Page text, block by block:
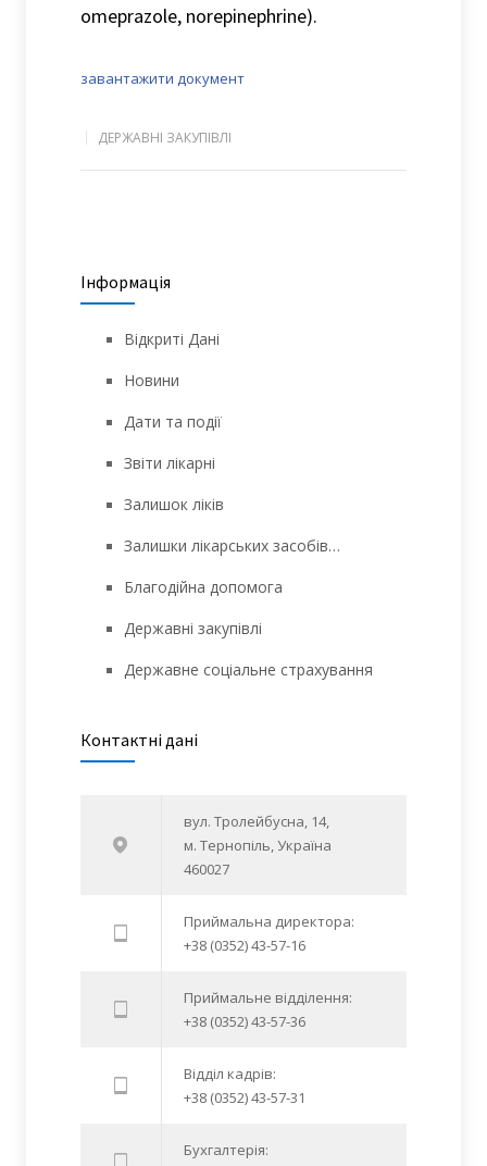
omeprazole, norepinephrine).
завантажити документ
ДЕРЖАВНІ ЗАКУПІВЛІ
Інформація
Відкриті Дані
Новини
Дати та події
Звіти лікарні
Залишок ліків
Залишки лікарських засобів…
Благодійна допомога
Державні закупівлі
Державне соціальне страхування
Контактні дані
вул. Тролейбусна, 14,
м. Тернопіль, Україна
460027
Приймальна директора:
+38 (0352) 43-57-16
Приймальне відділення:
+38 (0352) 43-57-36
Відділ кадрів:
+38 (0352) 43-57-31
Бухгалтерія: